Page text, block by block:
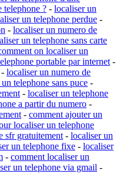
telephone ? - localiser un
un telephone perdue -
- localiser un numero de
un telephone sans carte
on localiser un
portable par internet -
- localiser un numero de
telephone sans puce -
- localiser un telephone
a partir du numero -
- comment ajouter un
localiser un telephone
sfr gratuitement - localiser un
un telephone fixe - localiser
- comment localiser un
un telephone via gmail -